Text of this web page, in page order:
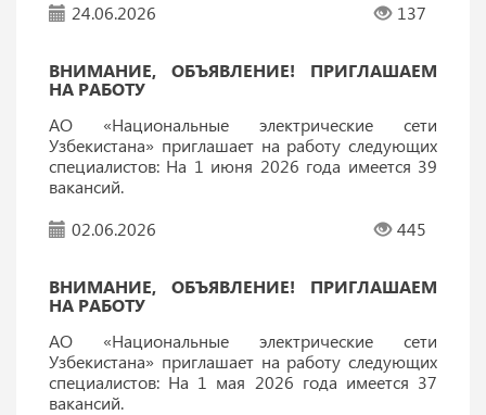
24.06.2026
137
ВНИМАНИЕ, ОБЪЯВЛЕНИЕ! ПРИГЛАШАЕМ
НА РАБОТУ
АО «Национальные электрические сети
Узбекистана» приглашает на работу следующих
специалистов: На 1 июня 2026 года имеется 39
вакансий.
02.06.2026
445
ВНИМАНИЕ, ОБЪЯВЛЕНИЕ! ПРИГЛАШАЕМ
НА РАБОТУ
АО «Национальные электрические сети
Узбекистана» приглашает на работу следующих
специалистов: На 1 мая 2026 года имеется 37
вакансий.